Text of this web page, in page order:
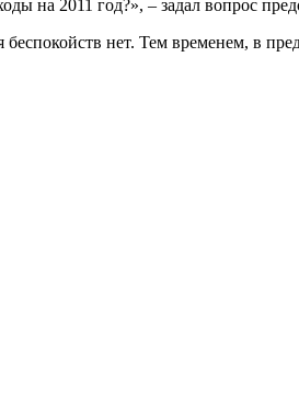
на 2011 год?», – задал вопрос
нет. Тем временем, в